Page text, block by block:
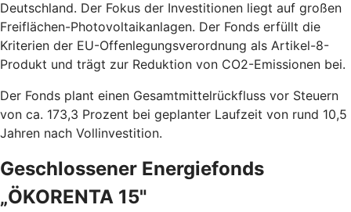
Deutschland. Der Fokus der Investitionen liegt auf großen
Freiflächen-Photovoltaikanlagen. Der Fonds erfüllt die
Kriterien der EU-Offenlegungsverordnung als Artikel-8-
Produkt und trägt zur Reduktion von CO2-Emissionen bei.
Der Fonds plant einen Gesamtmittelrückfluss vor Steuern
von ca. 173,3 Prozent bei geplanter Laufzeit von rund 10,5
Jahren nach Vollinvestition.
Geschlossener Energiefonds
„ÖKORENTA 15"